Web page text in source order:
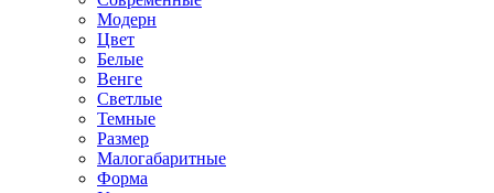
Модерн
Цвет
Белые
Венге
Светлые
Темные
Размер
Малогабаритные
Форма